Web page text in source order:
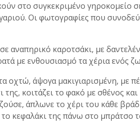
στο συγκεκριμένο γηροκομείο
Οι φωτογραφίες που
αναπηρικό καροτσάκι, με
με ενθουσιασμό τα χέρια ενός
οχτώ, άψογα μακιγιαρισμένη, με
κοιτάζει το φακό με σθένος
άπλωνε το χέρι του κάθε
κεφαλάκι της πάνω στο μπράτσο